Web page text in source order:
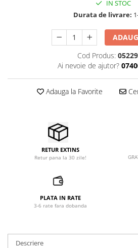
Microfoane de broadcast
Microfoane de masurare si
Microfoane de studio
Microfoane de voce si live
Microfoane pt Camere Video
Microfoane pt instalatii si
conferinta
Microfoane stereo
Microfoane Suspendabile
Studio si inregistrari
IN STOC
Durata de livrare:
Cod Produs:
Ai nevoie de ajutor?
Adauga la Favorite
RETUR EXTINS
Retur pana la 30 zile!
PLATA IN RATE
3-6 rate fara dobanda
Descriere